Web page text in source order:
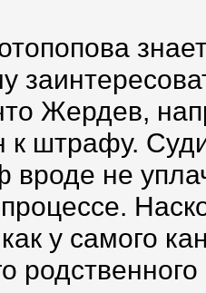
Жердев,
к штрафу.
вроде не
у самого